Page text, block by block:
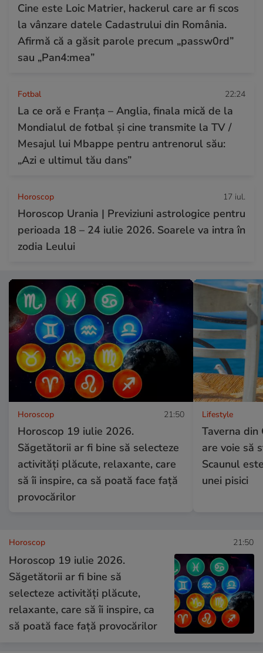
Cine este Loic Matrier, hackerul care ar fi scos
la vânzare datele Cadastrului din România.
Afirmă că a găsit parole precum „passw0rd”
sau „Pan4:mea”
Fotbal 22:24
La ce oră e Franța – Anglia, finala mică de la
Mondialul de fotbal și cine transmite la TV /
Mesajul lui Mbappe pentru antrenorul său:
„Azi e ultimul tău dans”
Horoscop 17 iul.
Horoscop Urania | Previziuni astrologice pentru
perioada 18 – 24 iulie 2026. Soarele va intra în
zodia Leului
Horoscop 21:50
Horoscop 19 iulie 2026.
Săgetătorii ar fi bine să selecteze
activități plăcute, relaxante, care
să îi inspire, ca să poată face față
provocărilor
Lifestyle
Taverna din
are voie să
Scaunul
unei pisici
Horoscop 21:50
Horoscop 19 iulie 2026.
Săgetătorii ar fi bine să
selecteze activități plăcute,
relaxante, care să îi inspire, ca
să poată face față provocărilor